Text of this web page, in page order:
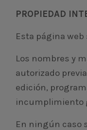
PROPIEDAD
Esta página
Los nombres y
autorizado
edición,
incumplimiento
En ningún caso